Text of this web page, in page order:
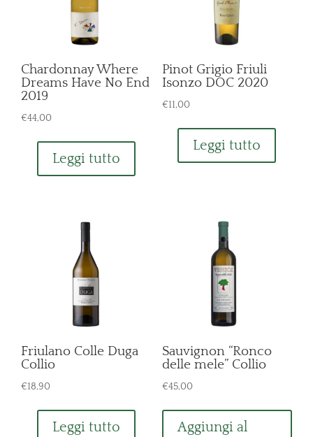
Chardonnay Where
Dreams Have No End
2019
€44,00
Leggi tutto
Pinot Grigio Friuli
Isonzo DOC 2020
€11,00
Leggi tutto
Friulano Colle Duga
Collio
€18,90
Leggi tutto
Sauvignon “Ronco
delle mele” Collio
€45,00
Aggiungi al